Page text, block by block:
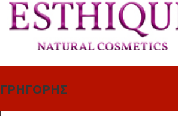
ΓΡΗΓΟΡΗΣ